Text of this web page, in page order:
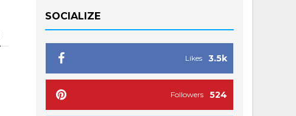
SOCIALIZE
3.5k
Likes
524
Followers